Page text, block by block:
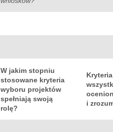
W jakim stopniu
stosowane kryteria
wyboru projektów
spełniają swoją
rolę?
i